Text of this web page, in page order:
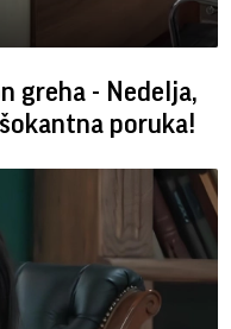
greha - Nedelja,
poruka!